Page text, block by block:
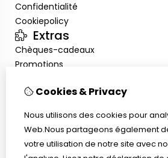
Confidentialité
Cookiepolicy
Extras
Chèques-cadeaux
Promotions
Inloggen
Service client
Cookies & Privacy
Nous utilisons des cookies pour
Web.Nous partageons également
votre utilisation de notre site avec